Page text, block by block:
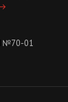
→
№70-01